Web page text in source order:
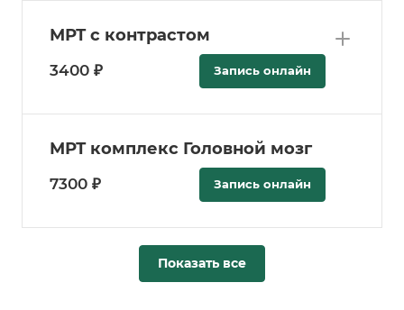
МРТ с контрастом
3400 ₽ Запись онлайн
МРТ комплекс Головной мозг
7300 ₽ Запись онлайн
Показать все